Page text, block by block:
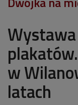
w
latach